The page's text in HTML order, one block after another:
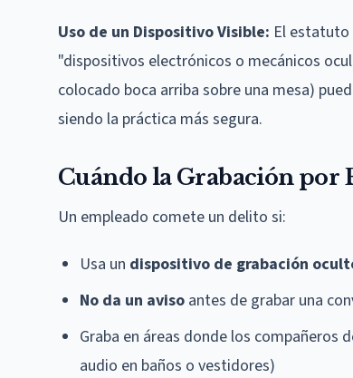
Uso de un Dispositivo Visible: El estatuto
"dispositivos electrónicos o mecánicos
colocado boca arriba sobre una mesa)
siendo la práctica más segura.
Cuándo la Grabación por
Un empleado comete un delito si:
Usa un dispositivo de grabación
No da un aviso antes de grabar una
Graba en áreas donde los compañeros
audio en baños o vestidores)